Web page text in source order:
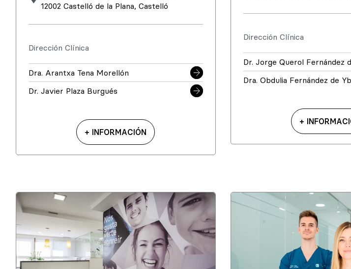
12002 Castelló de la Plana, Castelló
Dirección Clínica
Dra. Arantxa Tena Morellón
Dr. Javier Plaza Burgués
+ INFORMACIÓN
Dirección Clínica
Dr. Jorge Querol Fernández
Dra. Obdulia Fernández de
+